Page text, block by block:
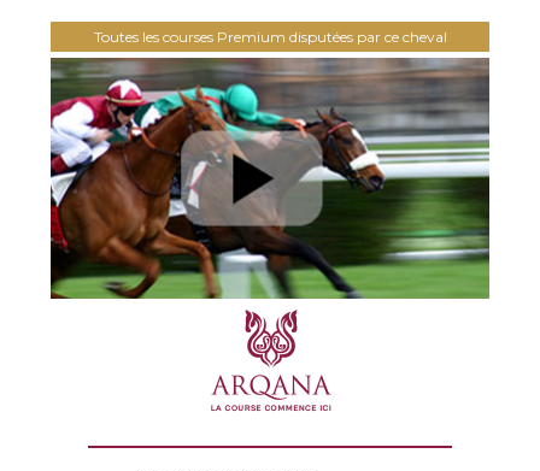
Toutes les courses Premium disputées par ce cheval